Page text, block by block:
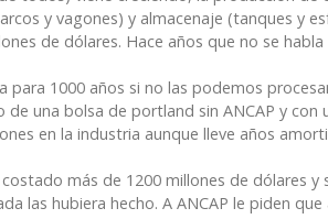
y vagones) y almacenaje (tanques y
de dólares. Hace años que no se
para 1000 años si no las podemos
una bolsa de portland sin ANCAP y con
en la industria aunque lleve años
más de 1200 millones de dólares y
las hubiera hecho. A ANCAP le piden